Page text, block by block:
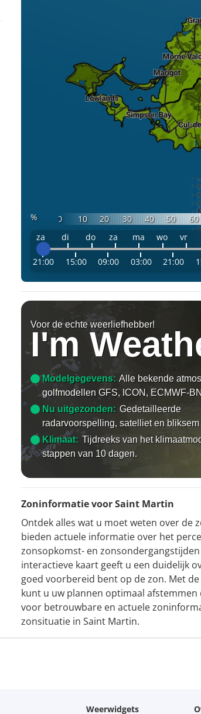
% 0 10 20 30 40 50 60
za
di do za ma wo vr
21:00 15:00 09:00 03:00 21:00
Voor de echte weerliefhebber!
I'm
Modelgegevens: Alle bekende
golfmodellen GFS, ICON, ECMWF-
Nu uitgezonden: Gedetailleerde
radarvoorspelling, satelliet en
Klimaat: Tijdreeks van het
stappen van 10 dagen.
Zoninformatie voor Saint Martin
Ontdek alles wat u moet weten over de
bieden actuele informatie over het
zonsopkomst- en
interactieve kaart geeft u een duidelijk
goed voorbereid bent op de zon. Met
kunt u uw plannen optimaal
voor betrouwbare en actuele
zonsituatie in Saint Martin.
Weerwidgets